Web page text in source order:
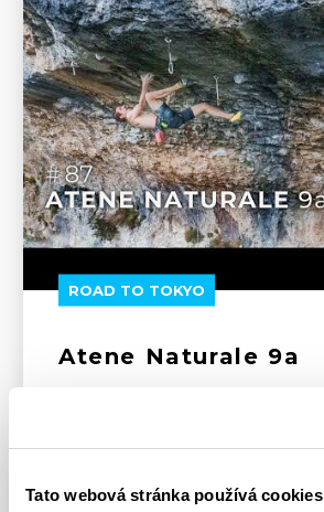
Tato webová stránka používá cookies
ROAD TO TOKYO
Atene Naturale 9a